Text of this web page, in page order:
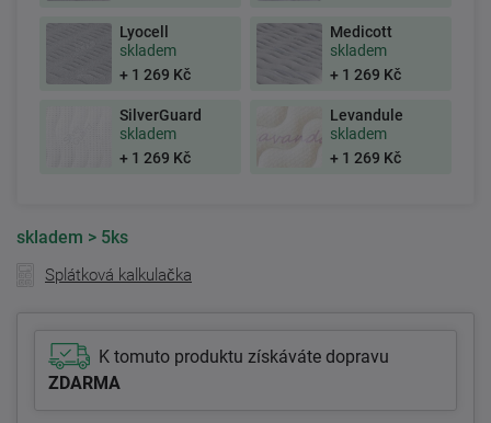
Lyocell
skladem
+ 1 269 Kč
Medicott
skladem
+ 1 269 Kč
SilverGuard
skladem
+ 1 269 Kč
Levandule
skladem
+ 1 269 Kč
skladem > 5ks
Splátková kalkulačka
K tomuto produktu získáváte dopravu
ZDARMA